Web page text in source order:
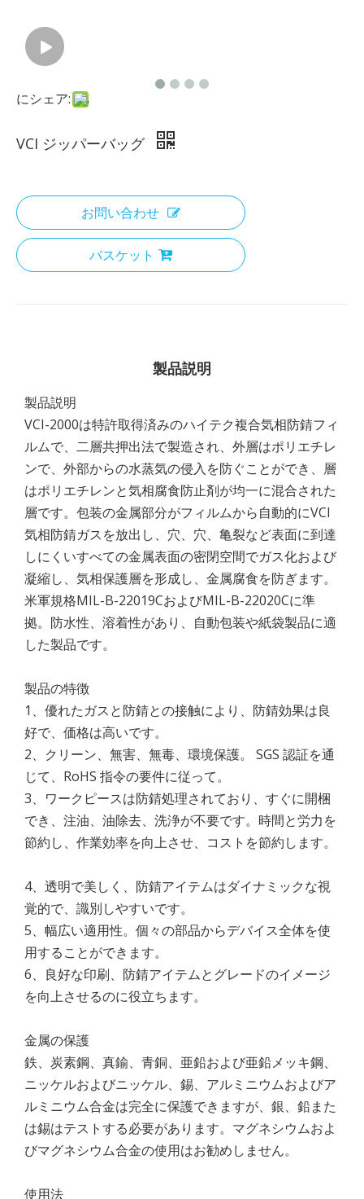
にシェア:
VCI ジッパーバッグ
お問い合わせ
バスケット
製品説明
製品説明
VCI-2000は特許取得済みのハイテク複合気相防錆フィ
ルムで、二層共押出法で製造され、外層はポリエチレ
ンで、外部からの水蒸気の侵入を防ぐことができ、層
はポリエチレンと気相腐食防止剤が均一に混合された
層です。包装の金属部分がフィルムから自動的にVCI
気相防錆ガスを放出し、穴、穴、亀裂など表面に到達
しにくいすべての金属表面の密閉空間でガス化および
凝縮し、気相保護層を形成し、金属腐食を防ぎます。
米軍規格MIL-B-22019CおよびMIL-B-22020Cに準
拠。防水性、溶着性があり、自動包装や紙袋製品に適
した製品です。
製品の特徴
1、優れたガスと防錆との接触により、防錆効果は良
好で、価格は高いです。
2、クリーン、無害、無毒、環境保護。 SGS 認証を通
じて、RoHS 指令の要件に従って。
3、ワークピースは防錆処理されており、すぐに開梱
でき、注油、油除去、洗浄が不要です。時間と労力を
節約し、作業効率を向上させ、コストを節約します。
4、透明で美しく、防錆アイテムはダイナミックな視
覚的で、識別しやすいです。
5、幅広い適用性。個々の部品からデバイス全体を使
用することができます。
6、良好な印刷、防錆アイテムとグレードのイメージ
を向上させるのに役立ちます。
金属の保護
鉄、炭素鋼、真鍮、青銅、亜鉛および亜鉛メッキ鋼、
ニッケルおよびニッケル、錫、アルミニウムおよびア
ルミニウム合金は完全に保護できますが、銀、鉛また
は錫はテストする必要があります。マグネシウムおよ
びマグネシウム合金の使用はお勧めしません。
使用法